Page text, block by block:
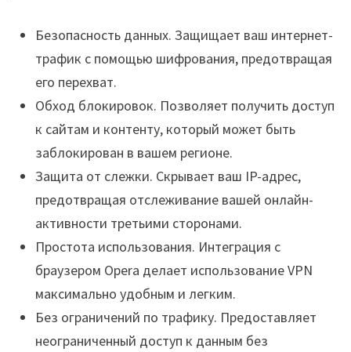
Безопасность данных. Защищает ваш интернет-
трафик с помощью шифрования, предотвращая
его перехват.
Обход блокировок. Позволяет получить доступ
к сайтам и контенту, который может быть
заблокирован в вашем регионе.
Защита от слежки. Скрывает ваш IP-адрес,
предотвращая отслеживание вашей онлайн-
активности третьими сторонами.
Простота использования. Интеграция с
браузером Opera делает использование VPN
максимально удобным и легким.
Без ограничений по трафику. Предоставляет
неограниченный доступ к данным без